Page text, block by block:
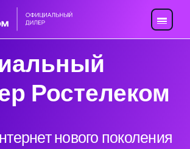
Ростелеком
нового поколения